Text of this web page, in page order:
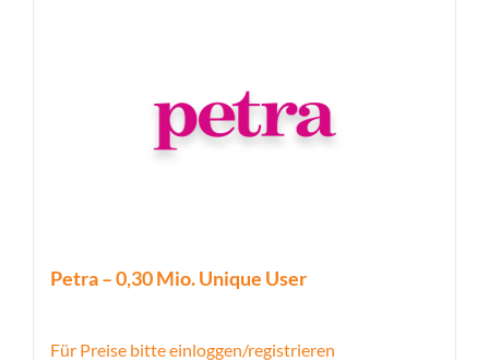
Petra – 0,30 Mio. Unique User
Für Preise bitte einloggen/registrieren